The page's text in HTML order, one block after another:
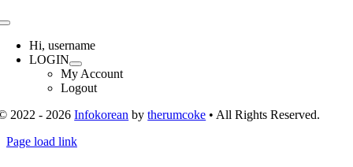
Toggle
NavigationHi, username
LOGIN
My Account
Logout
2022 - 2026Infokorean bytherumcoke • All Rights Reserved.
Toggle
Page load link